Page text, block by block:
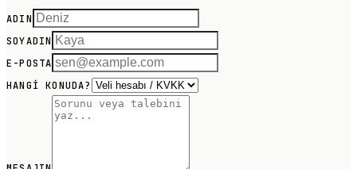
ADIN
SOYADIN
E-POSTA
HANGI KONUDA?